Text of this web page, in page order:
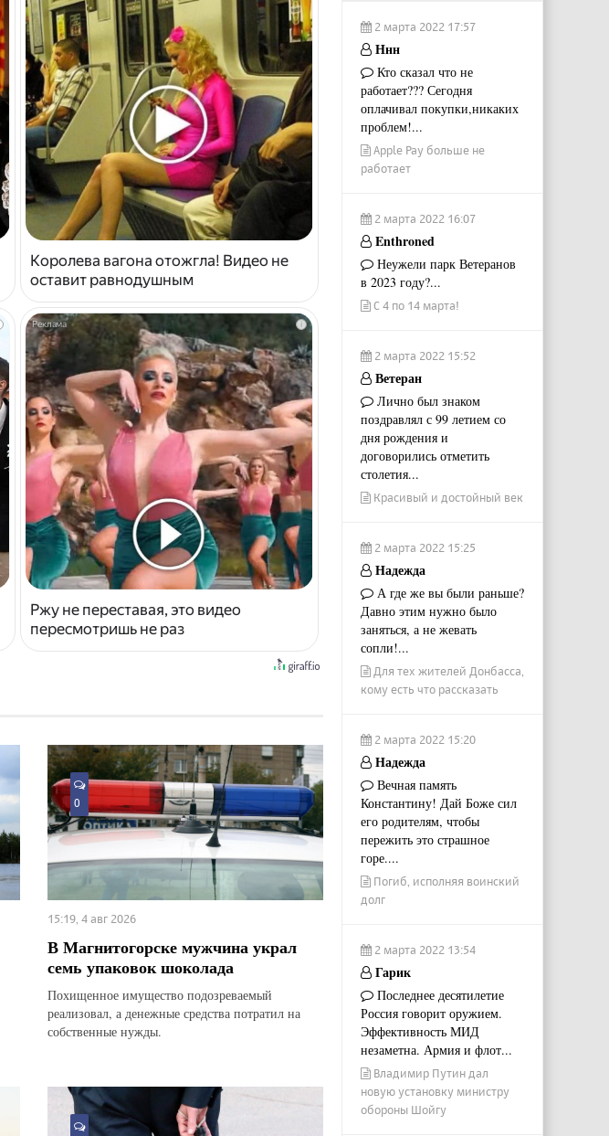
Королева вагона отожгла! Видео не
оставит равнодушным
i
Ржу не переставая, это видео
пересмотришь не раз
0
15:19, 4 авг 2026
В Магнитогорске мужчина украл
семь упаковок шоколада
Похищенное имущество подозреваемый
реализовал, а денежные средства потратил на
собственные нужды.
2 марта 2022 17:57
Ннн
Кто сказал что не
работает??? Сегодня
оплачивал покупки,никаких
проблем!...
Apple Pay больше не
работает
2 марта 2022 16:07
Enthroned
Неужели парк Ветеранов
в 2023 году?...
С 4 по 14 марта!
2 марта 2022 15:52
Ветеран
Лично был знаком
поздравлял с 99 летием со
дня рождения и
договорились отметить
столетия...
Красивый и достойный век
2 марта 2022 15:25
Надежда
А где же вы были раньше?
Давно этим нужно было
заняться, а не жевать
сопли!...
Для тех жителей Донбасса,
кому есть что рассказать
2 марта 2022 15:20
Надежда
Вечная память
Константину! Дай Боже сил
его родителям, чтобы
пережить это страшное
горе....
Погиб, исполняя воинский
долг
2 марта 2022 13:54
Гарик
Последнее десятилетие
Россия говорит оружием.
Эффективность МИД
незаметна. Армия и флот...
Владимир Путин дал
новую установку министру
обороны Шойгу